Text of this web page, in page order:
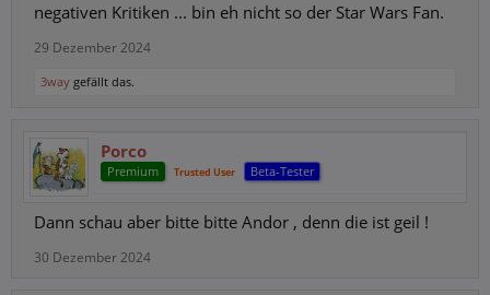
negativen Kritiken ... bin eh nicht so der Star Wars Fan.
29 Dezember 2024
3way gefällt das.
Porco
Premium Trusted User Beta-Tester
Dann schau aber bitte bitte Andor , denn die ist geil !
30 Dezember 2024